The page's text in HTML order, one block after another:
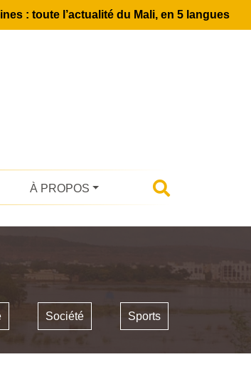
: toute l’actualité du Mali, en 5 langues
À PROPOS
Société Sports